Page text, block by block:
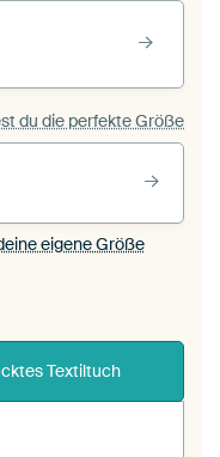
du die perfekte Größe
eigene Größe
Textiltuch